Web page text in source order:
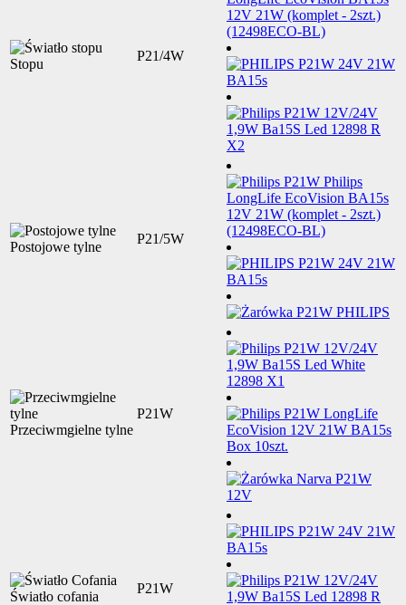
Stopu
P21/4W
Postojowe tylne
P21/5W
Przeciwmgielne tylne
P21W
Światło cofania
P21W